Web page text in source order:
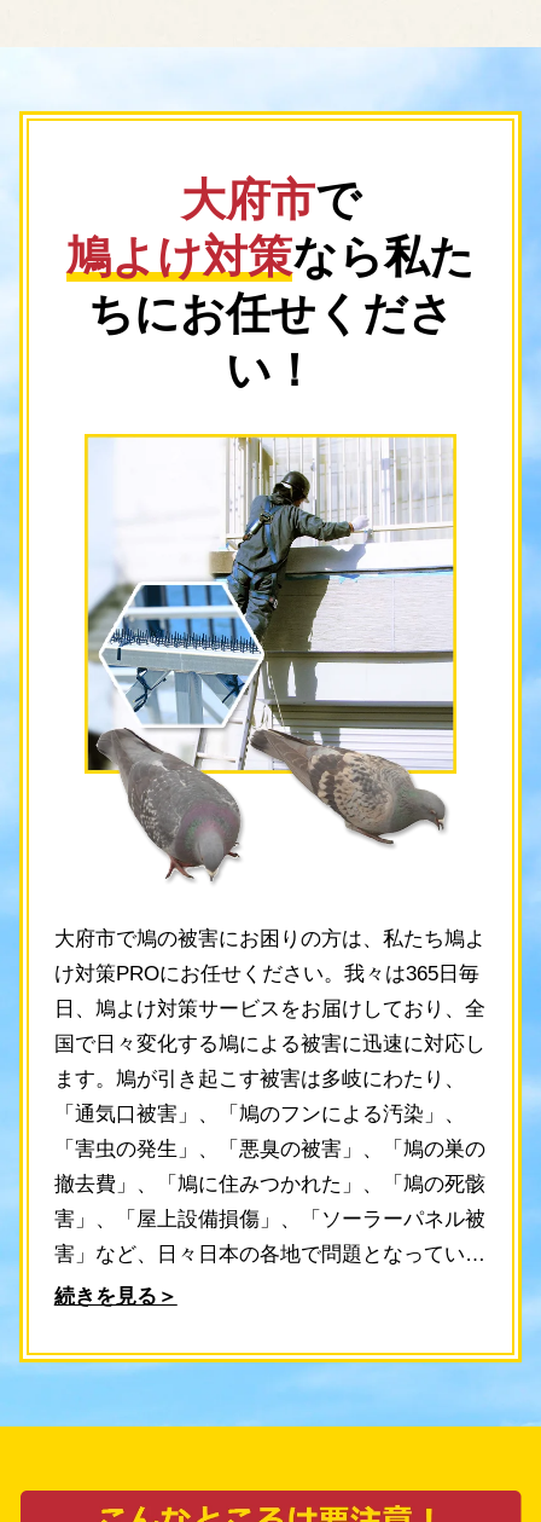
大府市で
鳩よけ対策なら私た
ちにお任せくださ
い！
大府市で鳩の被害にお困りの方は、私たち鳩よ
け対策PROにお任せください。我々は365日毎
日、鳩よけ対策サービスをお届けしており、全
国で日々変化する鳩による被害に迅速に対応し
ます。鳩が引き起こす被害は多岐にわたり、
「通気口被害」、「鳩のフンによる汚染」、
「害虫の発生」、「悪臭の被害」、「鳩の巣の
撤去費」、「鳩に住みつかれた」、「鳩の死骸
害」、「屋上設備損傷」、「ソーラーパネル被
害」など、日々日本の各地で問題となっていま
す。 我々鳩よけ対策PROは、大府市における
い合わせ後、最短30分でスタッフが現地に伺い
切かつ迅速な対策を実施します。調査・お見積
続きを見る＞